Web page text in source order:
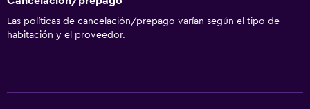
Las políticas de cancelación/prepago varían según el tipo de
habitación y el proveedor.